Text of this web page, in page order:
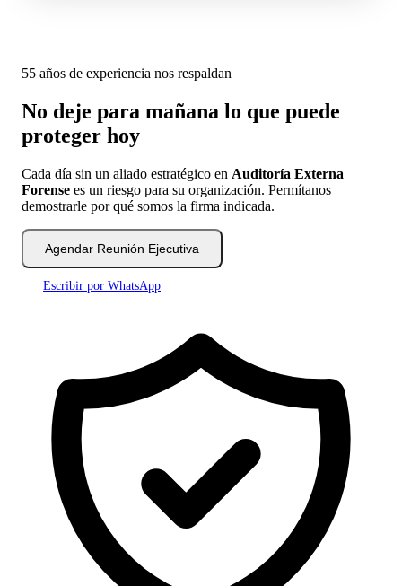
55 años de experiencia nos respaldan
No deje para mañana lo que puede
proteger hoy
Cada día sin un aliado estratégico en Auditoría Externa
Forense es un riesgo para su organización. Permítanos
demostrarle por qué somos la firma indicada.
Agendar Reunión Ejecutiva
Escribir por WhatsApp